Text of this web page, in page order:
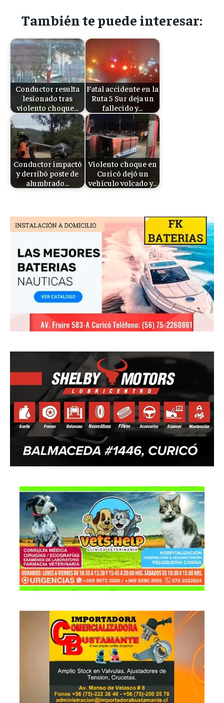
También te puede interesar:
Conductor resulta
lesionado tras
violento choque…
Fatal accidente en la
Ruta 5 Sur deja un
fallecido y…
Conductor impactó
y derribó poste de
alumbrado…
Violento choque en
Curicó dejó un
vehículo volcado y…